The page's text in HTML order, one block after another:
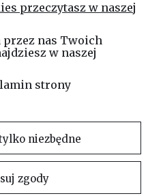
Jawna
44
Rzeszów
e-mail
jest firma Linea Jakubczyk – Kłeczek Spółka
przeczytasz w naszej
przez nas Twoich
w naszej
strony
niezbędne
zgody